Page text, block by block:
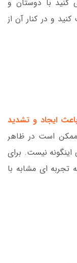
با دوستان و
و در کنار آن از
ایجاد و تشدید
ممکن است در ظاهر
نیست. برای
تجربه ای مشابه با